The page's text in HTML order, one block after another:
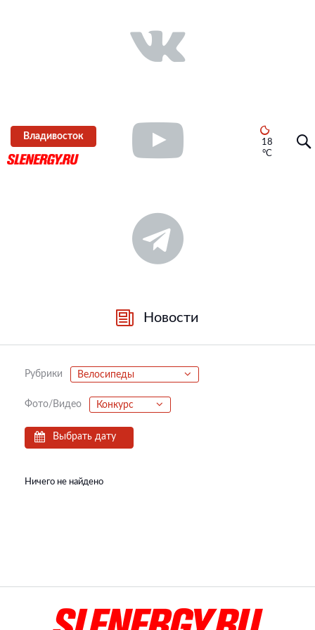
Владивосток
18
°C
Новости
Рубрики Велосипеды
Фото/Видео Конкурс
Выбрать дату
Ничего не найдено